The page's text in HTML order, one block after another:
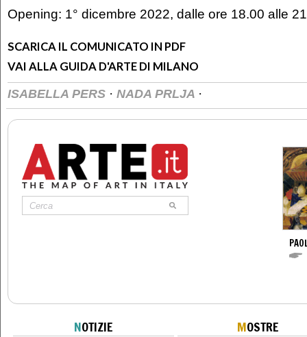
Opening: 1° dicembre 2022, dalle ore 18.00 alle
SCARICA IL COMUNICATO IN PDF
VAI ALLA GUIDA D'ARTE DI MILANO
ISABELLA PERS · NADA PRLJA ·
NOTIZIE MOSTRE